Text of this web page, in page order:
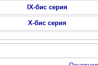
IX-бис серия
X-бис серия